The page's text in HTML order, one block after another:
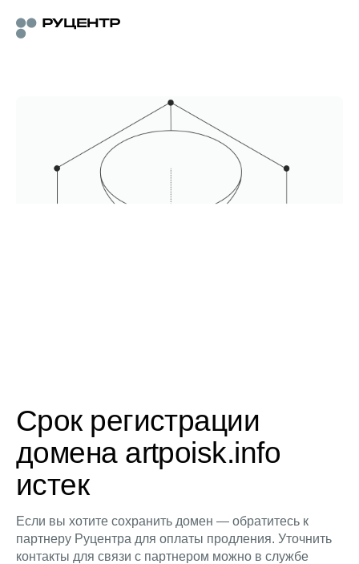
Срок регистрации
домена artpoisk.info
истек
Если вы хотите сохранить домен — обратитесь к
партнеру Руцентра для оплаты продления. Уточнить
контакты для связи с партнером можно в службе